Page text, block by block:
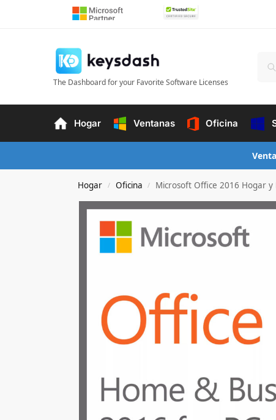
The Dashboard for your Favorite Software Licenses
Hogar Ventanas Oficina
Hogar / Oficina / Microsoft Office 2016 Hogar y